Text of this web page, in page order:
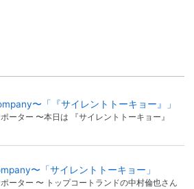
〜「『サイレントトーキョー』」
ーター 〜本日は 『サイレントトーキョー』
〜「サイレントトーキョー」
ーター 〜 トップコートランドの中村倫也さん